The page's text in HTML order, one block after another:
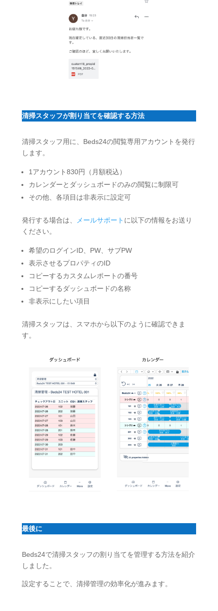
清掃スタッフが割り当てを確認する方法
清掃スタッフ用に、Beds24の閲覧専用アカウントを発行
します。
1アカウント830円（月額税込）
カレンダーとダッシュボードのみの閲覧に制限可
その他、各項目は非表示に設定可
発行する場合は、 メールサポート に以下の情報をお送り
ください。
希望のログインID、PW、サブPW
表示させるプロパティのID
コピーするカスタムレポートの番号
コピーするダッシュボードの名称
非表示にしたい項目
清掃スタッフは、スマホから以下のように確認できま
す。
最後に
Beds24で清掃スタッフの割り当てを管理する方法を紹介
しました。
設定することで、清掃管理の効率化が進みます。